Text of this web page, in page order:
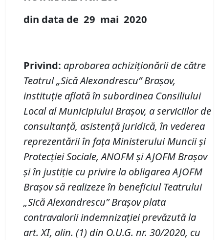
din data de 29 mai 2020
Privind: aprobarea achiziționării de către
Teatrul„Sică Alexandrescu”Braşov,
instituție aflată în subordinea Consiliului
Local al Municipiului Brașov, a serviciilor de
consultanță, asistență juridică, în vederea
reprezentării în fața Ministerului Munciiși
Protecției Sociale, ANOFM și AJOFM Brașov
și în justiție cu privire la obligarea AJOFM
Brașov să realizeze în beneficiul Teatrului
„Sică Alexandrescu”Braşov plata
contravalorii indemnizației prevăzută la
art. XI, alin. (1) din O.U.G. nr. 30/2020, cu